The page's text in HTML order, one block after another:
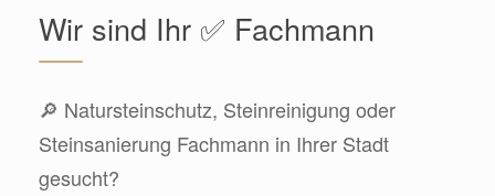
Wir sind Ihr ✅ Fachmann
🔎 Natursteinschutz, Steinreinigung oder
Steinsanierung Fachmann in Ihrer Stadt
gesucht?